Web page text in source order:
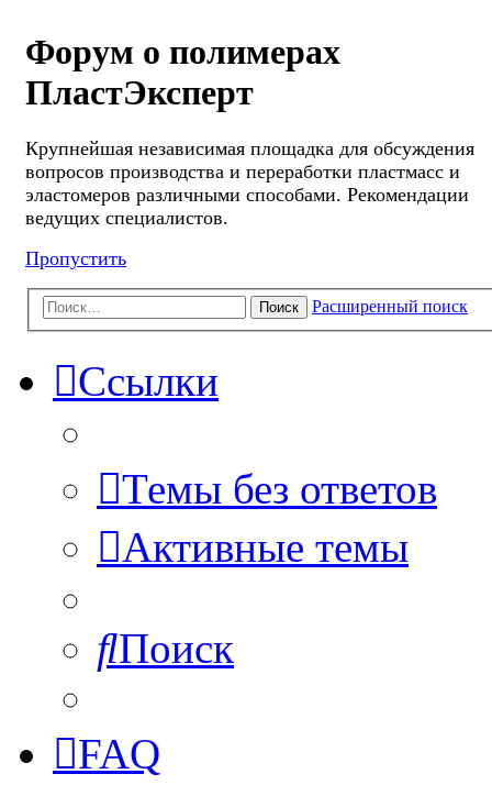
Форум о полимерах
ПластЭксперт
Крупнейшая независимая площадка для обсуждения
вопросов производства и переработки пластмасс и
эластомеров различными способами. Рекомендации
ведущих специалистов.
Пропустить
Поиск Расширенный поиск
Ссылки
Темы без ответов
Активные темы
Поиск
FAQ